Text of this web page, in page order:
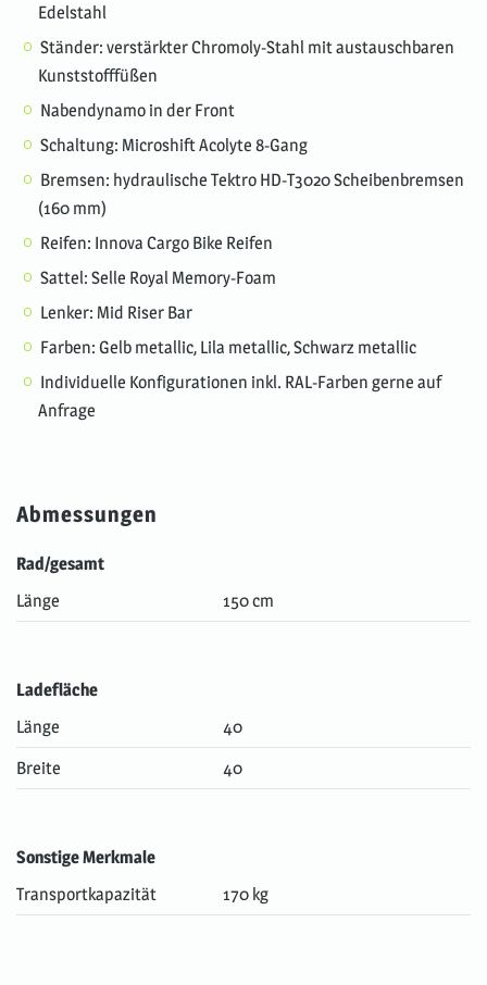
Edelstahl
Ständer: verstärkter Chromoly-Stahl mit austauschbaren
Kunststofffüßen
Nabendynamo in der Front
Schaltung: Microshift Acolyte 8-Gang
Bremsen: hydraulische Tektro HD-T3020 Scheibenbremsen
(160 mm)
Reifen: Innova Cargo Bike Reifen
Sattel: Selle Royal Memory-Foam
Lenker: Mid Riser Bar
Farben: Gelb metallic, Lila metallic, Schwarz metallic
Individuelle Konfigurationen inkl. RAL-Farben gerne auf
Anfrage
Abmessungen
Rad/gesamt
Länge
150 cm
Ladefläche
Länge
40
Breite
40
Sonstige Merkmale
Transportkapazität
170 kg